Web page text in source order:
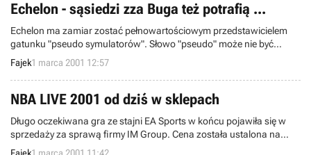
Echelon - sąsiedzi zza Buga też potrafią ...
Echelon ma zamiar zostać pełnowartościowym przedstawicielem
gatunku "pseudo symulatorów". Słowo "pseudo" może nie być
najwłaściwsze gdyż kojarzy nam się z czymś
niepełnowartościowym, natomiast Echelon ma być rasową
strzelanką z elementami symulacji.
Fajek1 marca 2001 12:57
NBA LIVE 2001 od dziś w sklepach
Długo oczekiwana gra ze stajni EA Sports w końcu pojawiła się w
sprzedaży za sprawą firmy IM Group. Cena została ustalona na
139zł. Suma tuż powyżej przeciętnej w żadnym razie nie powinna